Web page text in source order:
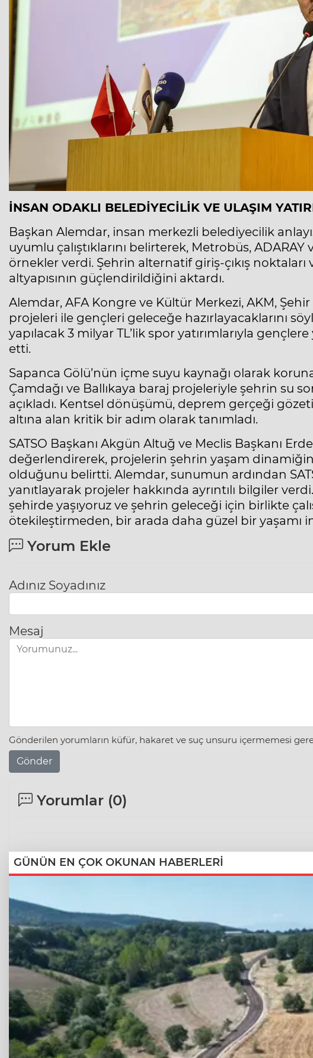
İNSAN ODAKLI BELEDİYECİLİK VE ULAŞIM
Başkan Alemdar, insan merkezli belediyecilik
uyumlu çalıştıklarını belirterek, Metrobüs,
örnekler verdi. Şehrin alternatif giriş-çıkış noktaları
altyapısının güçlendirildiğini aktardı.
Alemdar, AFA Kongre ve Kültür Merkezi, AKM,
projeleri ile gençleri geleceğe hazırlayacaklarını
yapılacak 3 milyar TL’lik spor yatırımlarıyla
etti.
Sapanca Gölü’nün içme suyu kaynağı olarak
Çamdağı ve Ballıkaya baraj projeleriyle şehrin su
açıkladı. Kentsel dönüşümü, deprem gerçeği
altına alan kritik bir adım olarak tanımladı.
SATSO Başkanı Akgün Altuğ ve Meclis Başkanı
değerlendirerek, projelerin şehrin yaşam
olduğunu belirtti. Alemdar, sunumun ardından
yanıtlayarak projeler hakkında ayrıntılı bilgiler
şehirde yaşıyoruz ve şehrin geleceği için birlikte
ötekileştirmeden, bir arada daha güzel bir yaşamı
Yorum Ekle
Adınız Soyadınız
Mesaj
Gönderilen yorumların küfür, hakaret ve suç unsuru içermemesi
Gönder
Yorumlar (0)
GÜNÜN EN ÇOK OKUNAN HABERLERİ